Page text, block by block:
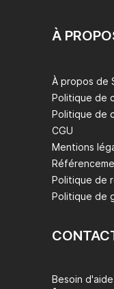
À
À propos de
Politique de
Politique de
CGU
Mentions
Politique de
Politique de
Besoin